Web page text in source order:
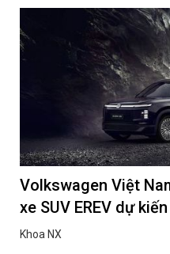
Volkswagen Việt
xe SUV EREV dự
Khoa NX